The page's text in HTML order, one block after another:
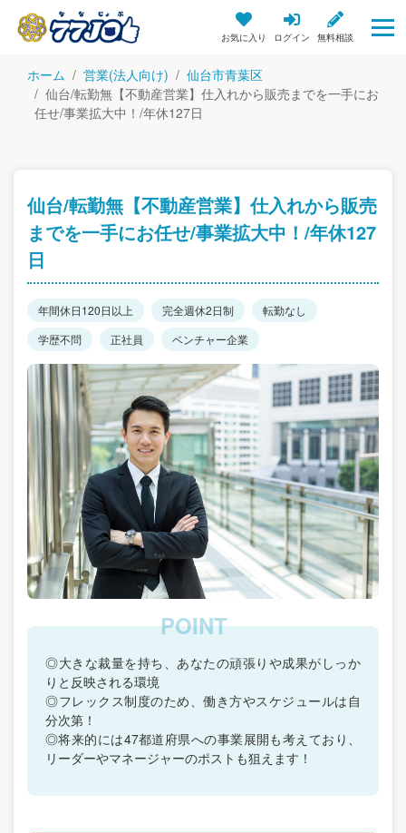
お気に入り ログイン 無料相談
ホーム 営業(法人向け)
仙台市青葉区
仙台/転勤無【不動産営業】仕入れから販売までを一手にお
任せ/事業拡大中！/年休127日
仙台/転勤無【不動産営業】仕入れから販売
までを一手にお任せ/事業拡大中！/年休127
日
年間休日120日以上 完全週休2日制
転勤なし
学歴不問
正社員 ベンチャー企業
◎大きな裁量を持ち、あなたの頑張りや成果がしっか
りと反映される環境
◎フレックス制度のため、働き方やスケジュールは自
分次第！
◎将来的には47都道府県への事業展開も考えており、
リーダーやマネージャーのポストも狙えます！